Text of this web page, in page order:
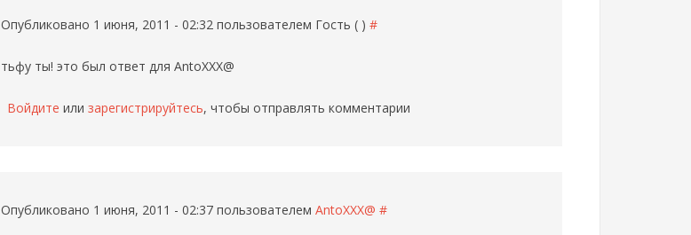
Опубликовано 1 июня, 2011 - 02:32 пользователем Гость ( ) #
тьфу ты! это был ответ для AntoXXX@
Войдите или зарегистрируйтесь, чтобы отправлять комментарии
Опубликовано 1 июня, 2011 - 02:37 пользователем AntoXXX@ #